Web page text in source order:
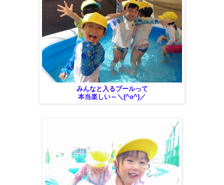
みんなと入るプールって
本当楽しい～＼(^o^)／